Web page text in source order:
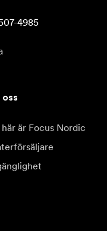
4985
oss
är Focus Nordic